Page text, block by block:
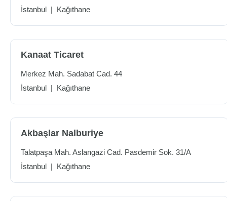
İstanbul | Kağıthane
Kanaat Ticaret
Merkez Mah. Sadabat Cad. 44
İstanbul | Kağıthane
Akbaşlar Nalburiye
Talatpaşa Mah. Aslangazi Cad. Pasdemir Sok. 31/A
İstanbul | Kağıthane